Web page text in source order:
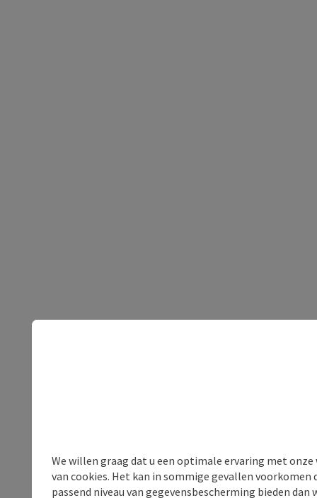
We willen graag dat u een optimale ervaring met
van cookies. Het kan in sommige gevallen voorkomen
passend niveau van gegevensbescherming bieden